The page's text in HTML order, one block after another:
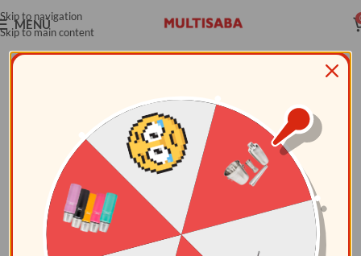
Skip to navigation
Skip to main content
MENÚ